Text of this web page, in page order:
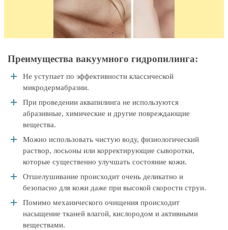
Преимущества вакуумного гидропилинга:
Не уступает по эффективности классической
микродермабразии.
При проведении аквапилинга не используются
абразивные, химические и другие повреждающие
вещества.
Можно использовать чистую воду, физиологический
раствор, лосьоны или корректирующие сыворотки,
которые существенно улучшать состояние кожи.
Отшелушивание происходит очень деликатно и
безопасно для кожи даже при высокой скорости струи.
Помимо механического очищения происходит
насыщение тканей влагой, кислородом и активными
веществами.